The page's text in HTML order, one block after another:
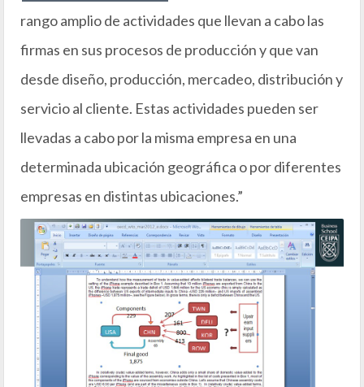
rango amplio de actividades que llevan a cabo las
firmas en sus procesos de producción y que van
desde diseño, producción, mercadeo, distribución y
servicio al cliente. Estas actividades pueden ser
llevadas a cabo por la misma empresa en una
determinada ubicación geográfica o por diferentes
empresas en distintas ubicaciones.”